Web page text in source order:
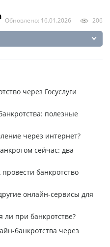
Обновлено: 16.01.2026 206
через Госуслуги
полезные
через интернет?
сейчас: два
банкротство
онлайн-сервисы для
при банкротстве?
банкротства через